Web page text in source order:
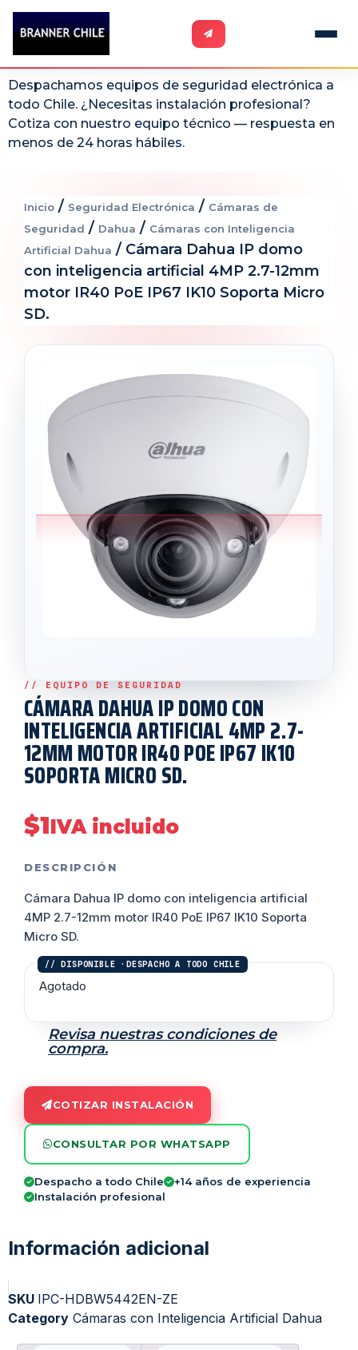
Despachamos equipos de seguridad electrónica a
todo Chile. ¿Necesitas instalación profesional?
Cotiza con nuestro equipo técnico — respuesta en
menos de 24 horas hábiles.
Inicio / Seguridad Electrónica / Cámaras de
Seguridad / Dahua / Cámaras con Inteligencia
Artificial Dahua / Cámara Dahua IP domo
con inteligencia artificial 4MP 2.7-12mm
motor IR40 PoE IP67 IK10 Soporta Micro
SD.
CÁMARA DAHUA IP DOMO CON
INTELIGENCIA ARTIFICIAL 4MP 2.7-
12MM MOTOR IR40 POE IP67 IK10
SOPORTA MICRO SD.
$1IVA incluido
DESCRIPCIÓN
Cámara Dahua IP domo con inteligencia artificial
4MP 2.7-12mm motor IR40 PoE IP67 IK10 Soporta
Micro SD.
Agotado
Revisa nuestras condiciones de
compra.
COTIZAR INSTALACIÓN
CONSULTAR POR WHATSAPP
Despacho a todo Chile
+14 años de experiencia
Instalación profesional
Información adicional
SKU IPC-HDBW5442EN-ZE
Category Cámaras con Inteligencia Artificial Dahua